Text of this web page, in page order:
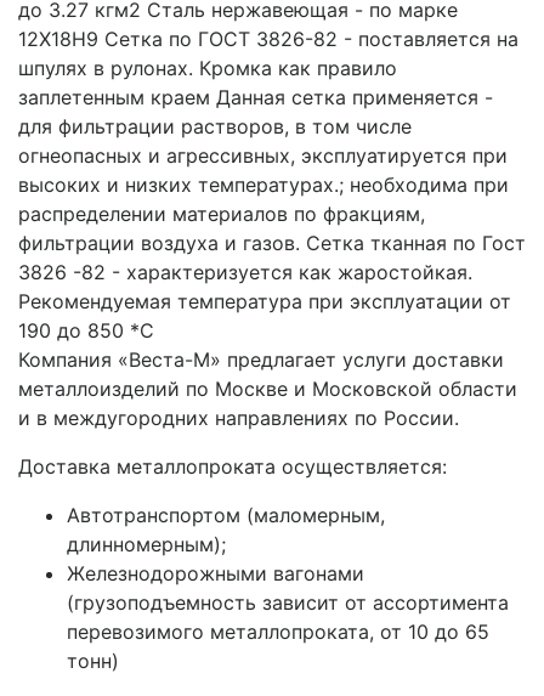
до 3.27 кгм2 Сталь нержавеющая - по марке
12X18H9 Сетка по ГОСТ 3826-82 - поставляется на
шпулях в рулонах. Кромка как правило
заплетенным краем Данная сетка применяется -
для фильтрации растворов, в том числе
огнеопасных и агрессивных, эксплуатируется при
высоких и низких температурах.; необходима при
распределении материалов по фракциям,
фильтрации воздуха и газов. Сетка тканная по Гост
3826 -82 - характеризуется как жаростойкая.
Рекомендуемая температура при эксплуатации от
190 до 850 *С
Компания «Веста-М» предлагает услуги доставки
металлоизделий по Москве и Московской области
и в междугородних направлениях по России.
Доставка металлопроката осуществляется:
Автотранспортом (маломерным,
длинномерным);
Железнодорожными вагонами
(грузоподъемность зависит от ассортимента
перевозимого металлопроката, от 10 до 65
тонн)